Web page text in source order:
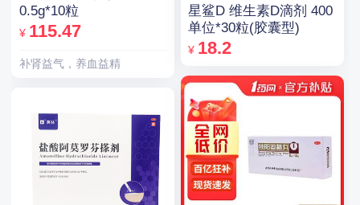
0.5g*10粒
¥ 115.47
补肾益气，养血益精
星鲨D 维生素D滴剂 400
单位*30粒(胶囊型)
¥ 18.2